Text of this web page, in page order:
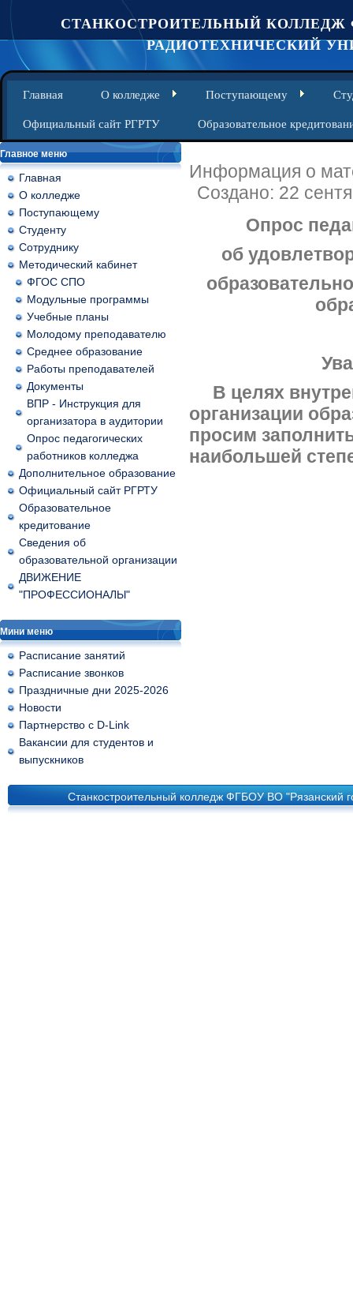
СТАНКОСТРОИТЕЛЬНЫЙ КОЛЛЕДЖ
РАДИОТЕХНИЧЕСКИЙ
Главная О колледже Поступающему
Официальный сайт РГРТУ Образовательное
Главное меню
Главная
О колледже
Поступающему
Студенту
Сотруднику
Методический кабинет
ФГОС СПО
Модульные программы
Учебные планы
Молодому преподавателю
Среднее образование
Работы преподавателей
Документы
ВПР - Инструкция для
организатора в аудитории
Опрос педагогических
работников колледжа
Дополнительное образование
Официальный сайт РГРТУ
Образовательное
кредитование
Сведения об
образовательной организации
ДВИЖЕНИЕ
"ПРОФЕССИОНАЛЫ"
Мини меню
Расписание занятий
Расписание звонков
Праздничные дни 2025-2026
Новости
Партнерство с D-Link
Вакансии для студентов и
выпускников
Информация о
Создано: 22
Опрос
об
В целях
организации
просим
наибольшей
Станкостроительный колледж ФГБОУ ВО "Рязанский